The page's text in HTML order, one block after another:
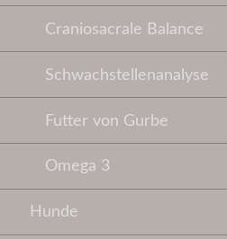
Craniosacrale Balance
Schwachstellenanalyse
Futter von Gurbe
Omega 3
Hunde